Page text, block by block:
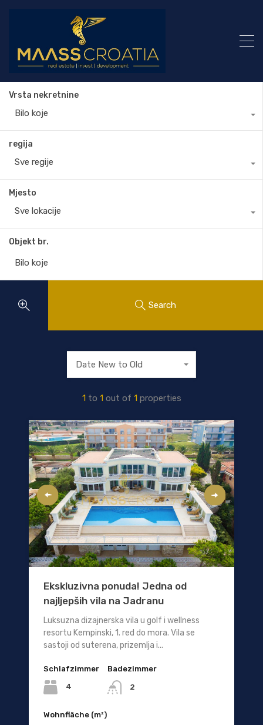
Vrsta nekretnine
Bilo koje
regija
Sve regije
Mjesto
Sve lokacije
Objekt br.
Search
1 to 1 out of 1 properties
Date New to Old
Ekskluzivna ponuda! Jedna od
najljepših vila na Jadranu
Luksuzna dizajnerska vila u golf i wellness
resortu Kempinski, 1. red do mora. Vila se
sastoji od suterena, prizemlja i...
Schlafzimmer
4
Badezimmer
2
Wohnfläche (m²)